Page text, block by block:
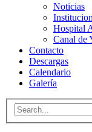
Noticias
Hospital
Canal de
Contacto
Descargas
Calendario
Galería